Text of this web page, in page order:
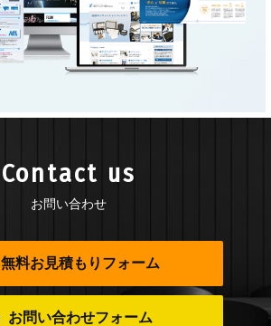
Contact us
お問い合わせ
無料お見積もりフォーム
お問い合わせフォーム